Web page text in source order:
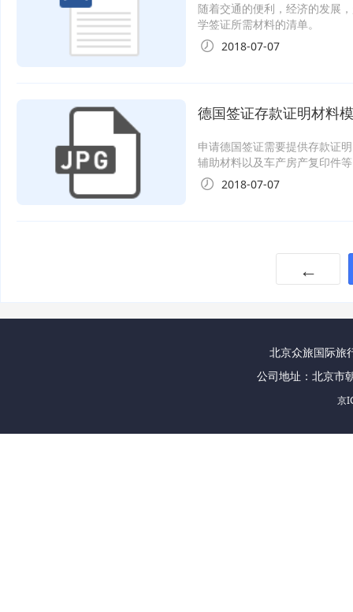
随着交通的便利，经济的发展
学签证所需材料的清单。
2018-07-07
德国签证存款证明材料
申请德国签证需要提供存款证
辅助材料以及车产房产复印件
2018-07-07
←
北京众旅国际旅
公司地址：北京市
京